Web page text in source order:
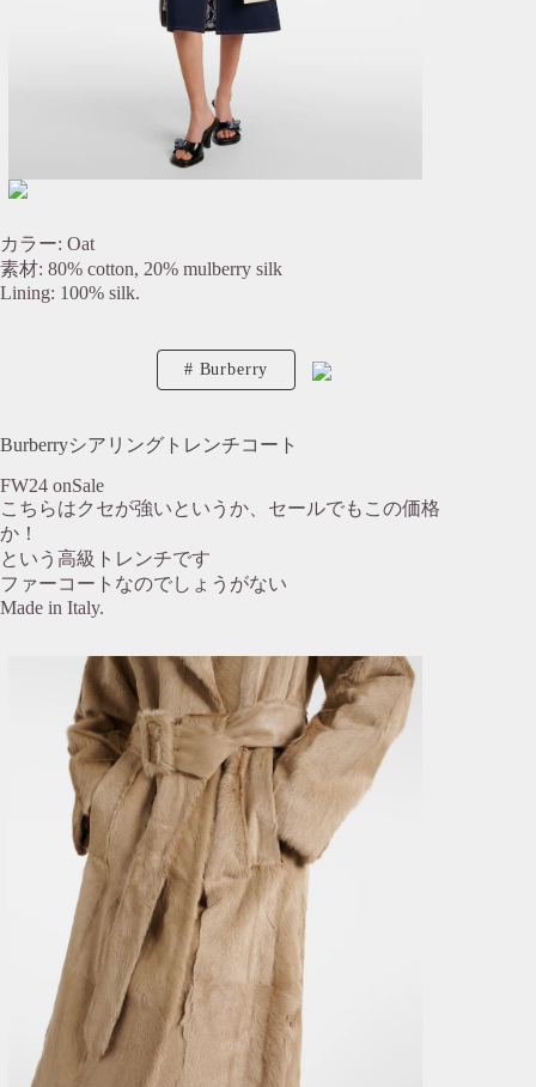
カラー: Oat
素材: 80% cotton, 20% mulberry silk
Lining: 100% silk.
Burberry
Burberryシアリングトレンチコート
FW24 onSale
こちらはクセが強いというか、セールでもこの価格
か！
という高級トレンチです
ファーコートなのでしょうがない
Made in Italy.